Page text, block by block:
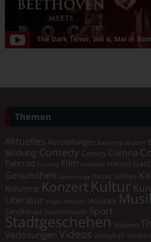
The Dark Tenor, am 6. Mai in
Themen
Aktuelles Ausstellungen Bamberg zaubert
Bildung Comedy Comics Corona
Fahrrad Fasching Film Freibäder Freizeit
Gesundheit Gitarrentage heitec volleys
Kolumne Konzert Kultur
Literatur Magie Messen Musicals
Sandkerwa Sandkirchweih Sport
Stadtgeschehen Studium
Verlosungen Videos volleyball